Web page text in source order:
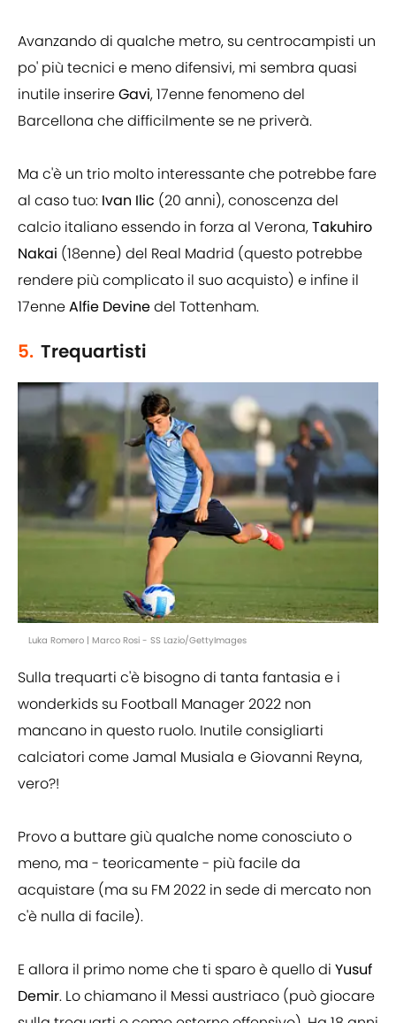
Avanzando di qualche metro, su centrocampisti un
po' più tecnici e meno difensivi, mi sembra quasi
inutile inserireGavi, 17enne fenomeno del
Barcellona che difficilmente se ne priverà.
Ma c'è un trio molto interessante che potrebbe fare
al caso tuo: Ivan Ilic (20 anni), conoscenza del
calcio italiano essendo in forza al Verona,Takuhiro
Nakai (18enne) del Real Madrid (questo potrebbe
rendere più complicato il suo acquisto) e infine il
17enneAlfie Devinedel Tottenham.
5. Trequartisti
Luka Romero | Marco Rosi - SS Lazio/GettyImages
Sulla trequarti c'è bisogno di tanta fantasia e i
wonderkids su Football Manager 2022 non
mancano in questo ruolo. Inutile consigliarti
calciatori come Jamal Musiala e Giovanni Reyna,
vero?!
Provo a buttare giù qualche nome conosciuto o
meno, ma - teoricamente - più facile da
acquistare (ma su FM 2022 in sede di mercato non
c'è nulla di facile).
E allora il primo nome che ti sparo è quello di Yusuf
Demir. Lo chiamano il Messi austriaco (può giocare